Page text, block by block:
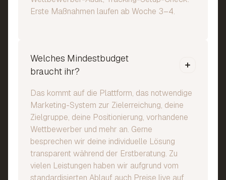
Erste Maßnahmen laufen ab Woche 3–4.
Welches Mindestbudget
braucht ihr?
Das kommt auf die Plattform, das notwendige
Marketing-System zur Zielerreichung, deine
Zielgruppe, deine Positionierung, vorhandene
Wettbewerber und mehr an. Gerne
besprechen wir deine individuelle Lösung
transparent während der Erstberatung. Zu
vielen Leistungen haben wir aufgrund vom
standardisierten Ablauf auch Preise live auf